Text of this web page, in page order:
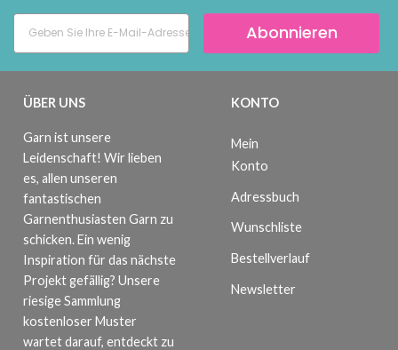
Abonnieren
ÜBER UNS
Garn ist unsere
Leidenschaft! Wir lieben
es, allen unseren
fantastischen
Garnenthusiasten Garn zu
schicken. Ein wenig
Inspiration für das nächste
Projekt gefällig? Unsere
riesige Sammlung
kostenloser Muster
wartet darauf, entdeckt zu
KONTO
Mein
Konto
Adressbuch
Wunschliste
Bestellverlauf
Newsletter